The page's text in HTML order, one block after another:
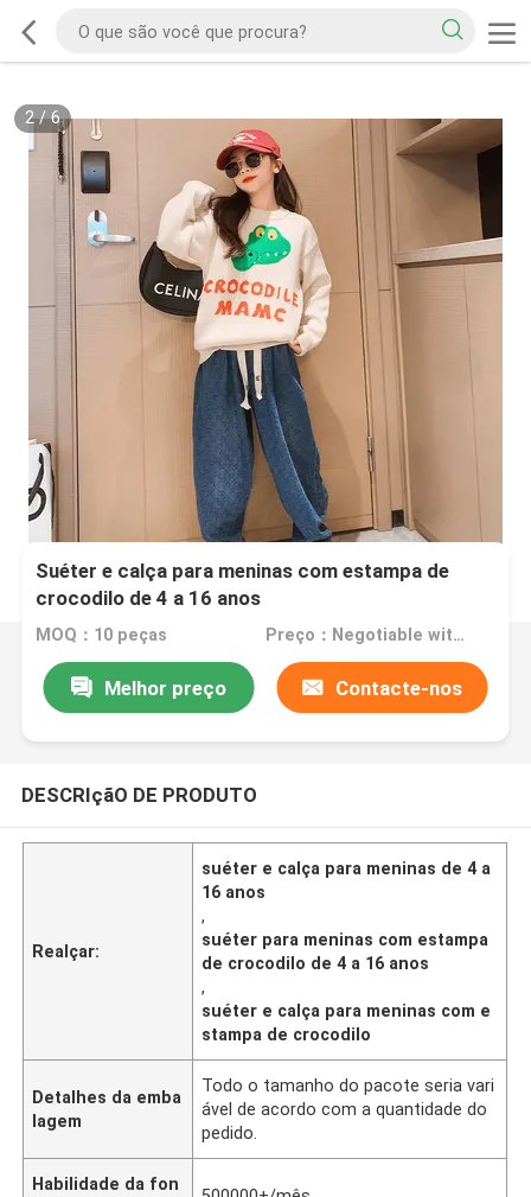
2/6
Suéter e calça para meninas com estampa de
crocodilo de 4 a 16 anos
MOQ：10 peças Preço：Negotiable with sales.
Melhor preço Contacte-nos
DESCRIçãO DE PRODUTO
Realçar:
suéter e calça para meninas de 4 a
16 anos
,
suéter para meninas com estampa
de crocodilo de 4 a 16 anos
,
suéter e calça para meninas com e
stampa de crocodilo
Detalhes da emba
lagem
Todo o tamanho do pacote seria vari
ável de acordo com a quantidade do
pedido.
Habilidade da fon